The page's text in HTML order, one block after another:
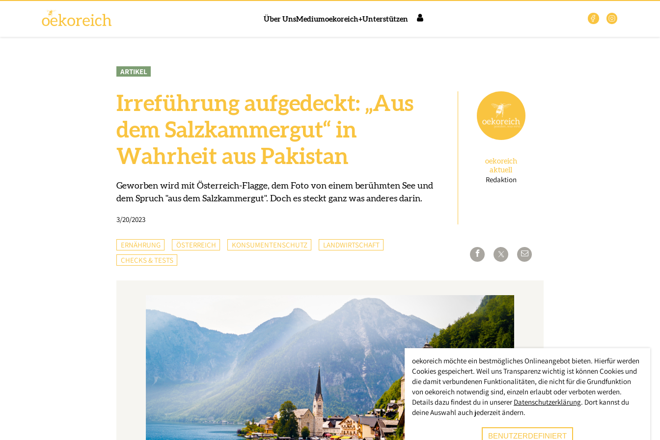
Über UnsMediumoekoreich+Unterstützen
ARTIKEL
Irreführung aufgedeckt: „Aus
dem Salzkammergut“ in
Wahrheit aus Pakistan
Geworben wird mit Österreich-Flagge, dem Foto von einem berühmten See und
dem Spruch "aus dem Salzkammergut". Doch es steckt ganz was anderes darin.
3/20/2023
oekoreich
aktuell
Redaktion
ERNÄHRUNG ÖSTERREICH KONSUMENTENSCHUTZ
LANDWIRTSCHAFT
CHECKS & TESTS
oekoreich möchte ein bestmögliches Onlineangebot bieten. Hierfür werden
Cookies gespeichert. Weil uns Transparenz wichtig ist können Cookies und
die damit verbundenen Funktionalitäten, die nicht für die Grundfunktion
von oekoreich notwendig sind, einzeln erlaubt oder verboten werden.
Details dazu findest du in unserer Datenschutzerklärung. Dort kannst du
deine Auswahl auch jederzeit ändern.
BENUTZERDEFINIERT